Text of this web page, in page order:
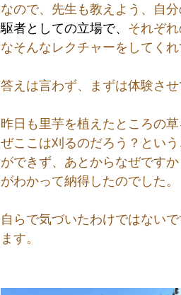
なので、先生も教えよう、自
駆者としての立場で、 それぞ
なそんなレクチャーをしてくれ
答えは言わず、まずは体験さ
昨日も里芋を植えたところの
ぜここは刈るのだろう？とい
ができず、あとからなぜです
がわかって納得したのでした。
自らで気づいたわけではない
ます。